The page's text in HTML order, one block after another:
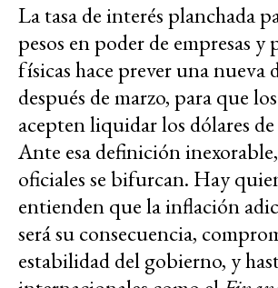
La tasa de interés planchada
pesos en poder de empresas y
físicas hace prever una nueva
después de marzo, para que
acepten liquidar los dólares de
Ante esa definición
oficiales se bifurcan. Hay
entienden que la inflación
será su consecuencia,
estabilidad del gobierno, y